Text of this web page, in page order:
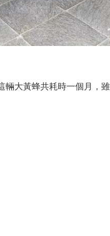
輛大黃蜂共耗時一個月，